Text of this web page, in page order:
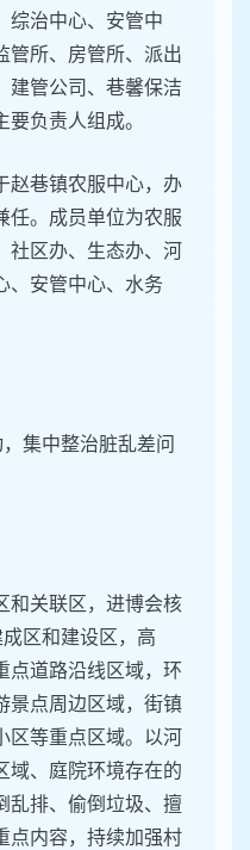
综治中心、安管中
管所、房管所、派出
建管公司、巷馨保洁
负责人组成。
赵巷镇农服中心，办
任。成员单位为农服
社区办、生态办、河
、安管中心、水务
，集中整治脏乱差问
和关联区，进博会核
成区和建设区，高
点道路沿线区域，环
景点周边区域，街镇
区等重点区域。以河
域、庭院环境存在的
乱排、偷倒垃圾、擅
点内容，持续加强村